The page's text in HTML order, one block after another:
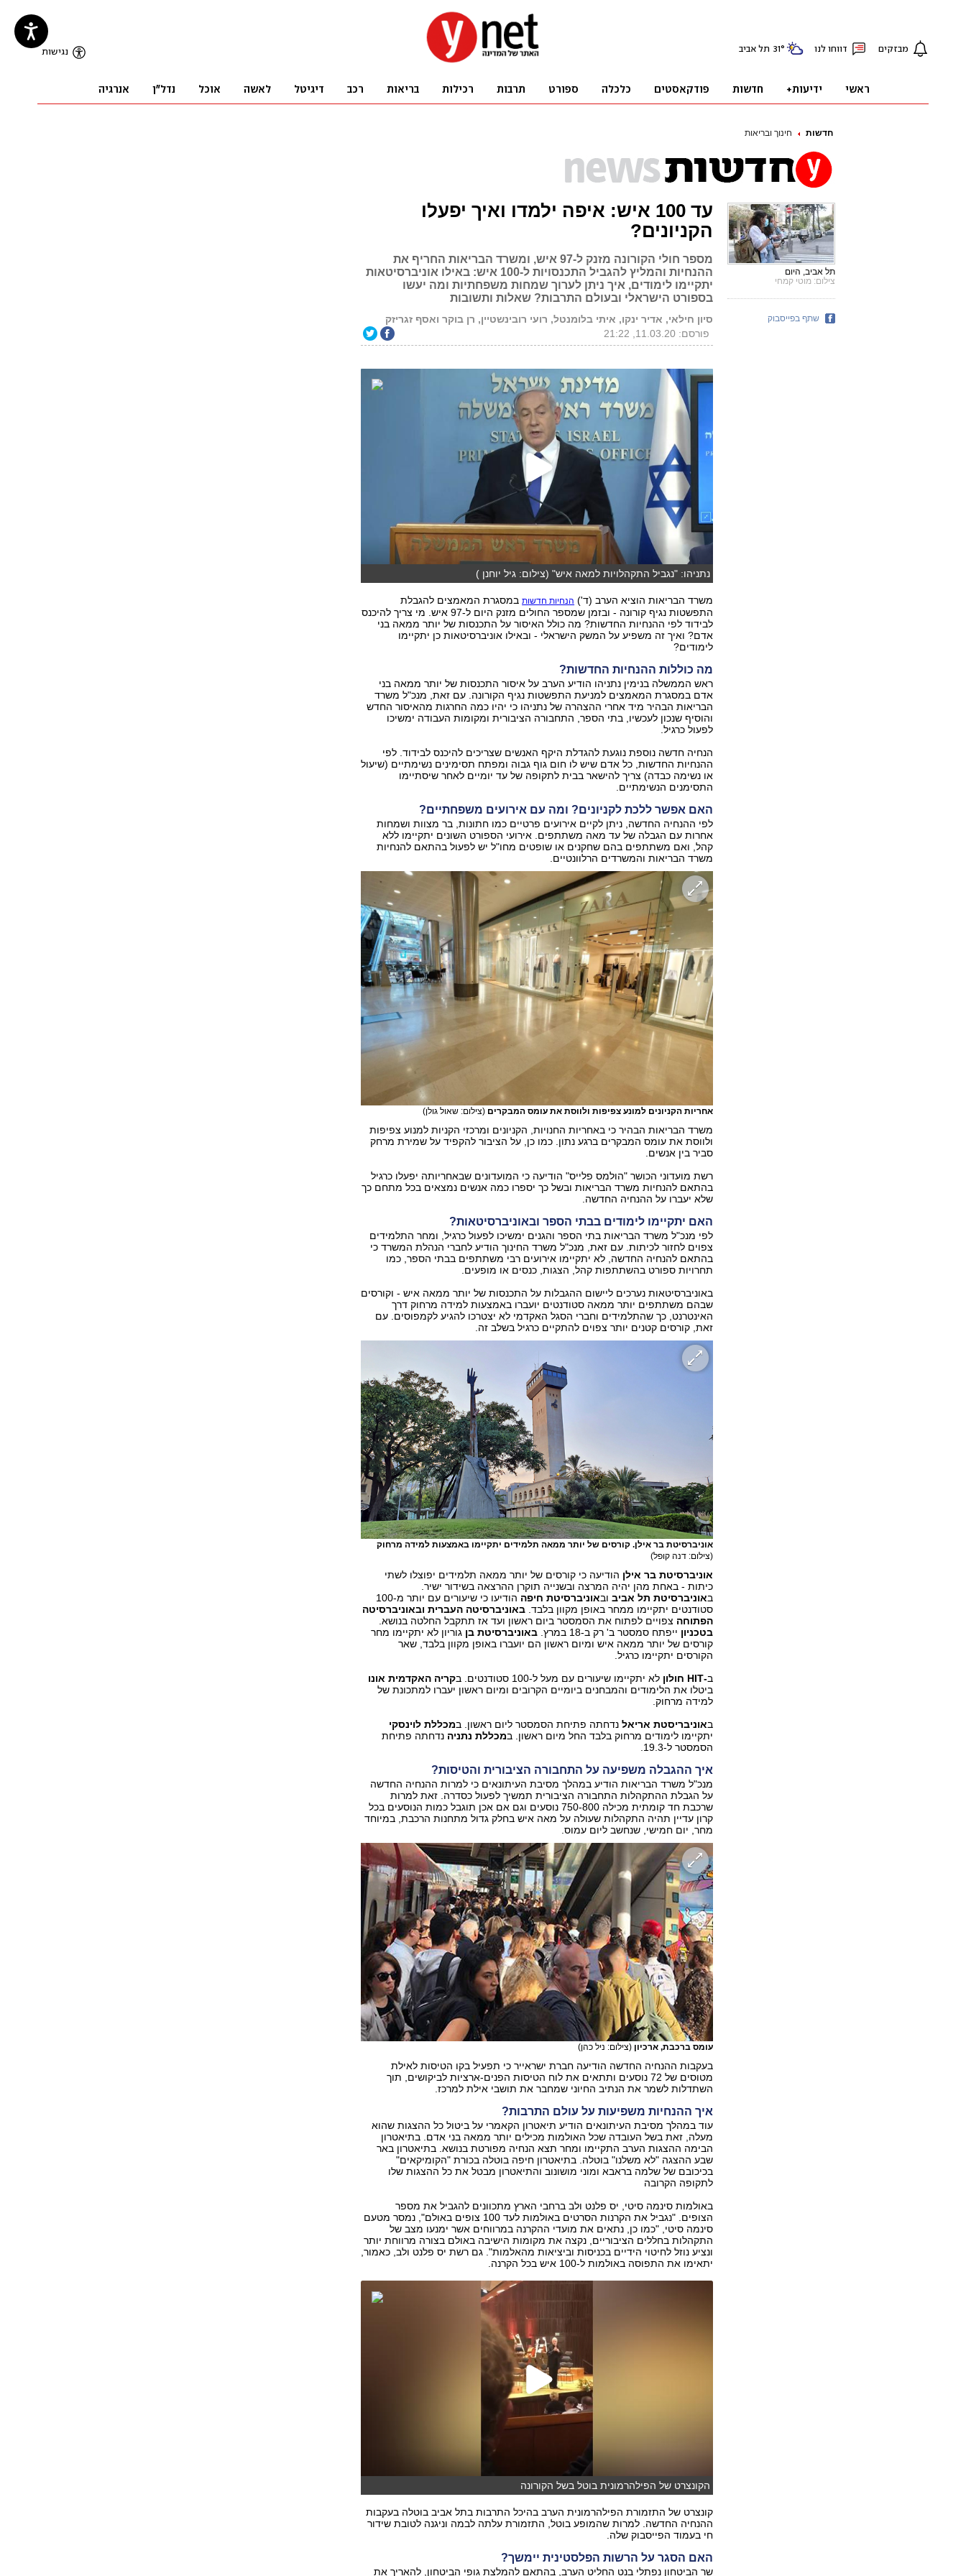
חדשות חינוך ובריאות
עד 100 איש: איפה ילמדו ואיך יפעלו
הקניונים?
מספר חולי הקורונה מזנק ל-97 איש, ומשרד הבריאות החריף את
ההנחיות והמליץ להגביל התכנסויות ל-100 איש: באילו אוניברסיטאות
יתקיימו לימודים, איך ניתן לערוך שמחות משפחתיות ומה יעשו
בספורט הישראלי ובעולם התרבות? שאלות ותשובות
סיון חילאי, אדיר ינקו, איתי בלומנטל, רועי רובינשטיין, רן בוקר ואסף זגריזק
פורסם: 11.03.20, 21:22
נתניהו: "נגביל התקהלויות למאה איש" (צילום: גיל יוחנן )
משרד הבריאות הוציא הערב (ד') הנחיות חדשותבמסגרת המאמצים להגבלת
התפשטות נגיף קורונה - ובזמן שמספר החולים מזנק היום ל-97 איש. מי צריך להיכנס
לבידוד לפי ההנחיות החדשות? מה כולל האיסור על התכנסות של יותר ממאה בני
אדם? ואיך זה משפיע על המשק הישראלי - ובאילו אוניברסיטאות כן יתקיימו
לימודים?
מה כוללות ההנחיות החדשות?
ראש הממשלה בנימין נתניהו הודיע הערב על איסור התכנסות של יותר ממאה בני
אדם במסגרת המאמצים למניעת התפשטות נגיף הקורונה. עם זאת, מנכ"ל משרד
הבריאות הבהיר מיד אחרי ההצהרה של נתניהו כי יהיו כמה החרגות מהאיסור החדש
והוסיף שנכון לעכשיו, בתי הספר, התחבורה הציבורית ומקומות העבודה ימשיכו
לפעול כרגיל.
הנחיה חדשה נוספת נוגעת להגדלת היקף האנשים שצריכים להיכנס לבידוד. לפי
ההנחיות החדשות, כל אדם שיש לו חום גוף גבוה ומפתח תסימינים נשימתיים (שיעול
או נשימה כבדה) צריך להישאר בבית לתקופה של עד יומיים לאחר שיסתיימו
התסימנים הנשימתיים.
האם אפשר ללכת לקניונים? ומה עם אירועים משפחתיים?
לפי ההנחיה החדשה, ניתן לקיים אירועים פרטיים כמו חתונות, בר מצוות ושמחות
אחרות עם הגבלה של עד מאה משתתפים. אירועי הספורט השונים יתקיימו ללא
קהל, ואם משתתפים בהם שחקנים או שופטים מחו"ל יש לפעול בהתאם להנחיות
משרד הבריאות והמשרדים הרלוונטיים.
אחריות הקניונים למונע צפיפות ולווסת את עומס המבקרים (צילום: שאול גולן)
משרד הבריאות הבהיר כי באחריות החנויות, הקניונים ומרכזי הקניות למנוע צפיפות
ולווסת את עומס המבקרים ברגע נתון. כמו כן, על הציבור להקפיד על שמירת מרחק
סביר בין אנשים.
רשת מועדוני הכושר "הולמס פלייס" הודיעה כי המועדונים שבאחריותה יפעלו כרגיל
בהתאם להנחיות משרד הבריאות ובשל כך יספרו כמה אנשים נמצאים בכל מתחם כך
שלא יעברו על ההנחיה החדשה.
האם יתקיימו לימודים בבתי הספר ובאוניברסיטאות?
לפי מנכ"ל משרד הבריאות בתי הספר והגנים ימשיכו לפעול כרגיל, ומחר התלמידים
צפוים לחזור לכיתות. עם זאת, מנכ"ל משרד החינוך הודיע לחברי הנהלת המשרד כי
בהתאם להנחיה החדשה, לא יתקיימו אירועים רבי משתתפים בבתי הספר, כמו
תחרויות ספורט בהשתתפות קהל, הצגות, כנסים או מופעים.
באוניברסיטאות נערכים ליישום ההגבלות על התכנסות של יותר ממאה איש - וקורסים
שבהם משתתפים יותר ממאה סטודנטים יועברו באמצעות למידה מרחוק דרך
האינטרנט, כך שהתלמידים וחברי הסגל האקדמי לא יצטרכו להגיע לקמפוסים. עם
זאת, קורסים קטנים יותר צפוים להתקיים כרגיל בשלב זה.
אוניברסיטת בר אילן. קורסים של יותר ממאה תלמידים יתקיימו באמצעות למידה מרחוק
(צילום: דנה קופל)
אוניברסיטת בר אילן הודיעה כי קורסים של יותר ממאה תלמידים יפוצלו לשתי
כיתות - באחת מהן יהיה המרצה ובשנייה תוקרן ההרצאה בשידור ישיר.
באוניברסיטת תל אביב ובאוניברסיטת חיפה
הודיעו כי שיעורים עם יותר מ-100
סטודנטים יתקיימו ממחר באופן מקוון בלבד. באוניברסיטה העברית ובאוניברסיטה
הפתוחה צפויים לפתוח את הסמסטר ביום ראשון ועד אז תתקבל החלטה בנושא.
בטכניון ייפתח סמסטר ב' רק ב-18 במרץ. באוניברסיטת בן גוריון לא יתקיימו מחר
קורסים של יותר ממאה איש ומיום ראשון הם יועברו באופן מקוון בלבד, שאר
הקורסים יתקיימו כרגיל.
ב-HIT חולון לא יתקיימו שיעורים עם מעל ל-100 סטודנטים. ב
קריה האקדמית אונו
ביטלו את הלימודים והמבחנים ביומיים הקרובים ומיום ראשון יעברו למתכונת של
למידה מרחוק.
באוניבריסטת אריאלנדחתה פתיחת הסמסטר ליום ראשון. במכללת לוינסקי
יתקיימו לימודים מרחוק בלבד החל מיום ראשון. במכללת נתניה נדחתה פתיחת
הסמסטר ל-19.3.
איך ההגבלה משפיעה על התחבורה הציבורית והטיסות?
מנכ"ל משרד הבריאות הודיע במהלך מסיבת העיתונאים כי למרות ההנחיה החדשה
על הגבלת ההתקהלות התחבורה הציבורית תמשיך לפעול כסדרה. זאת למרות
שרכבת חד קומתית מכילה 750-800 נוסעים וגם אם אכן תוגבל כמות הנוסעים בכל
קרון עדיין תהיה התקהלות שעולה על מאה איש בחלק גדול מתחנות הרכבת, במיוחד
מחר, יום חמישי, שנחשב ליום עמוס.
עומס ברכבת, ארכיון (צילום: ניל כהן)
בעקבות ההנחיה החדשה הודיעה חברת ישראייר כי תפעיל בקו הטיסות לאילת
מטוסים של 72 נוסעים ותתאים את לוח הטיסות הפנים-ארציות לביקושים, תוך
השתדלות לשמר את הנתיב החיוני שמחבר את תושבי אילת למרכז.
איך ההנחיות משפיעות על עולם התרבות?
עוד במהלך מסיבת העיתונאים הודיע תיאטרון הקאמרי על ביטול כל ההצגות שהוא
מעלה, זאת בשל העובדה שכל האולמות מכילים יותר ממאה בני אדם. בתיאטרון
הבימה ההצגות הערב התקיימו ומחר תצא הנחיה מפורטת בנושא. בתיאטרון באר
שבע ההצגה "לא משלנו" בוטלה. בתיאטרון חיפה בוטלה בכורת "הקומיקאים"
בכיכובם של שלמה בראבא ומוני מושונוב והתיאטרון מבטל את כל ההצגות שלו
לתקופה הקרובה
באולמות סינמה סיטי, יס פלנט ולב ברחבי הארץ מתכוונים להגביל את מספר
הצופים. "נגביל את הקרנות הסרטים באולמות לעד 100 צופים באולם", נמסר מטעם
סינמה סיטי, "כמו כן, נתאים את מועדי ההקרנה במרווחים אשר ימנעו מצב של
התקהלות בחללים הציבוריים, נקצה את מקומות הישיבה באולם בצורה מרווחת יותר
ונציע נוזל לחיטוי הידיים בכניסות וביציאות מהאלמות". גם רשת יס פלנט ולב, כאמור,
יתאימו את התפוסה באולמות ל-100 איש בכל הקרנה.
הקונצרט של הפילהרמונית בוטל בשל הקורונה
קונצרט של התזמורת הפילהרמונית הערב בהיכל התרבות בתל אביב בוטלה בעקבות
ההנחיה החדשה. למרות שהמופע בוטל, התזמורת עלתה לבמה וניגנה לטובת שידור
חי בעמוד הפייסבוק שלה.
האם הסגר על הרשות הפלסטינית יימשך?
שר הביטחון נפתלי בנט החליט הערב, בהתאם להמלצת גופי הביטחון, להאריך את
תל אביב, היום
צילום: מוטי קמחי
שתף בפייסבוק